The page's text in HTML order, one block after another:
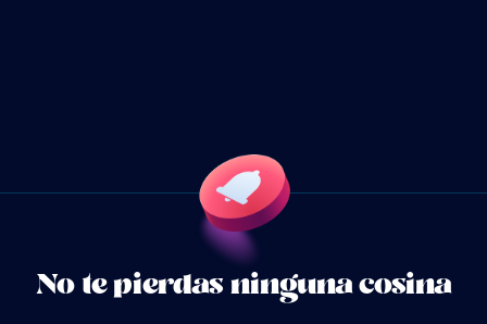
No te pierdas ninguna cosina